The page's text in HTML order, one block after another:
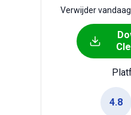
Verwijder
4.8